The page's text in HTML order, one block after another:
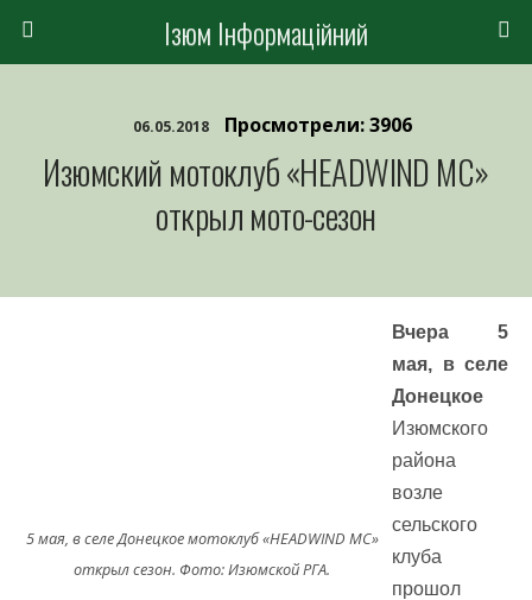
Ізюм Інформаційний
06.05.2018 Просмотрели: 3906
Изюмский мотоклуб «HEADWIND MC»
открыл мото-сезон
5 мая, в селе Донецкое мотоклуб «HEADWIND MC»
открыл сезон. Фото: Изюмской РГА.
Вчера 5
мая, в селе
Донецкое
Изюмского
района
возле
сельского
клуба
прошол